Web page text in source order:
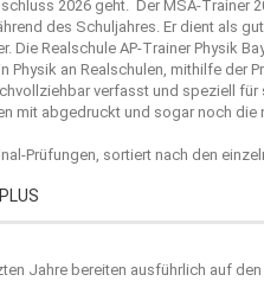
2026 geht. Der MSA-Trainer
des Schuljahres. Er dient als
Realschule AP-Trainer Physik
an Realschulen, mithilfe der
verfasst und speziell für
mit abgedruckt und sogar noch die
Prüfungen, sortiert nach den
Jahre bereiten ausführlich auf